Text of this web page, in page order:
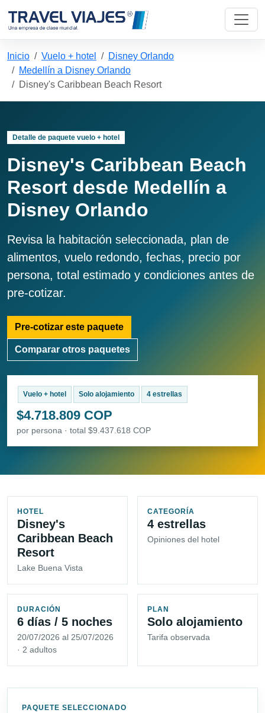
Inicio Vuelo + hotel
Disney Orlando
Medellín a Disney Orlando
Disney's Caribbean Beach Resort
Detalle de paquete vuelo + hotel
Disney's Caribbean Beach
Resort desde Medellín a
Disney Orlando
Revisa la habitación seleccionada, plan de
alimentos, vuelo redondo, fechas, precio por
persona, total estimado y condiciones antes de
pre-cotizar.
Pre-cotizar este paquete
Comparar otros paquetes
Vuelo + hotel Solo alojamiento 4 estrellas
$4.718.809 COP
por persona · total $9.437.618 COP
HOTEL
Disney's
Caribbean Beach
Resort
Lake Buena Vista
CATEGORÍA
4 estrellas
Opiniones del hotel
DURACIÓN
6 días / 5 noches
20/07/2026 al 25/07/2026
· 2 adultos
PLAN
Solo alojamiento
Tarifa observada
PAQUETE SELECCIONADO